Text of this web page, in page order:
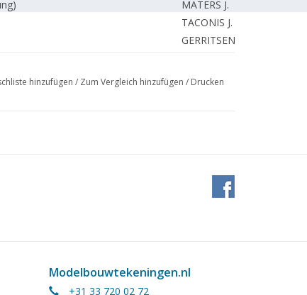
MATERS J.
TACONIS J.
GERRITSEN J.
REDAKTION.
hinzufügen / Zum Vergleich hinzufügen / Drucken
Modelbouwtekeningen.nl
+31 33 720 02 72